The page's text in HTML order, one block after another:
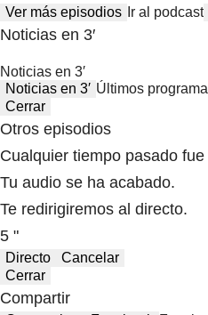
Ver más episodios Ir al podcast
Noticias en 3′
Noticias en 3′
Noticias en 3′ Últimos
Cerrar
Otros episodios
Cualquier tiempo pasado
Tu audio se ha acabado.
Te redirigiremos al directo.
5 "
Directo
Cancelar
Cerrar
Compartir